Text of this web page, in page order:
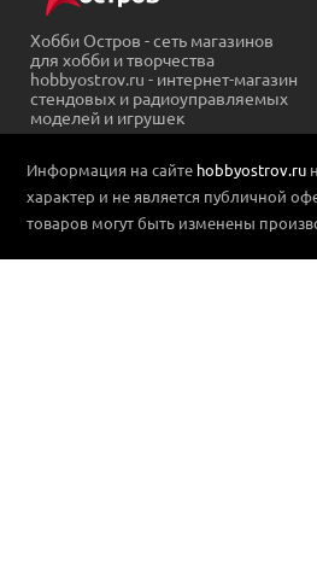
Хобби Остров - сеть магазинов
для хобби и творчества
hobbyostrov.ru - интернет-магазин
стендовых и радиоуправляемых
моделей и игрушек
Информация на сайте hobbyostrov.ru
характер и не является публичной
товаров могут быть изменены